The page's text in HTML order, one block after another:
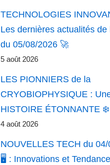
TECHNOLOGIES
Les dernières actualités de
du 05/08/2026 🚀
5 août 2026
LES PIONNIERS de la
CRYOBIOPHYSIQUE :
HISTOIRE ÉTONNANTE
4 août 2026
NOUVELLES TECH du
🖥️ : Innovations et